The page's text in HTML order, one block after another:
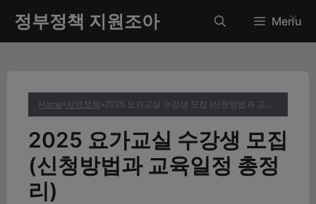
츠
정부정책 지원조아 Menu
Home»지역정책 » 2025 요가교실 수강생 모집 (신청방법과 교육일정 총정리)
2025 요가교실 수강생 모집
(신청방법과 교육일정 총정
리)
✕